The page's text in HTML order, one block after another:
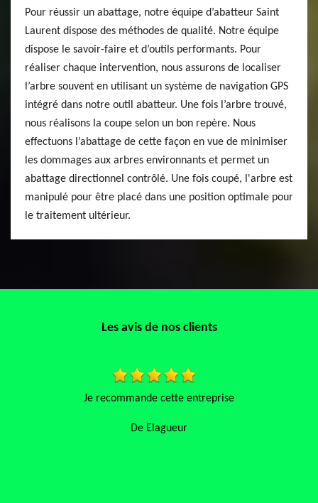
Pour réussir un abattage, notre équipe d’abatteur Saint
Laurent dispose des méthodes de qualité. Notre équipe
dispose le savoir-faire et d’outils performants. Pour
réaliser chaque intervention, nous assurons de localiser
l’arbre souvent en utilisant un système de navigation GPS
intégré dans notre outil abatteur. Une fois l’arbre trouvé,
nous réalisons la coupe selon un bon repère. Nous
effectuons l’abattage de cette façon en vue de minimiser
les dommages aux arbres environnants et permet un
abattage directionnel contrôlé. Une fois coupé, l'arbre est
manipulé pour être placé dans une position optimale pour
le traitement ultérieur.
Les avis de nos clients
Je recommande cette entreprise